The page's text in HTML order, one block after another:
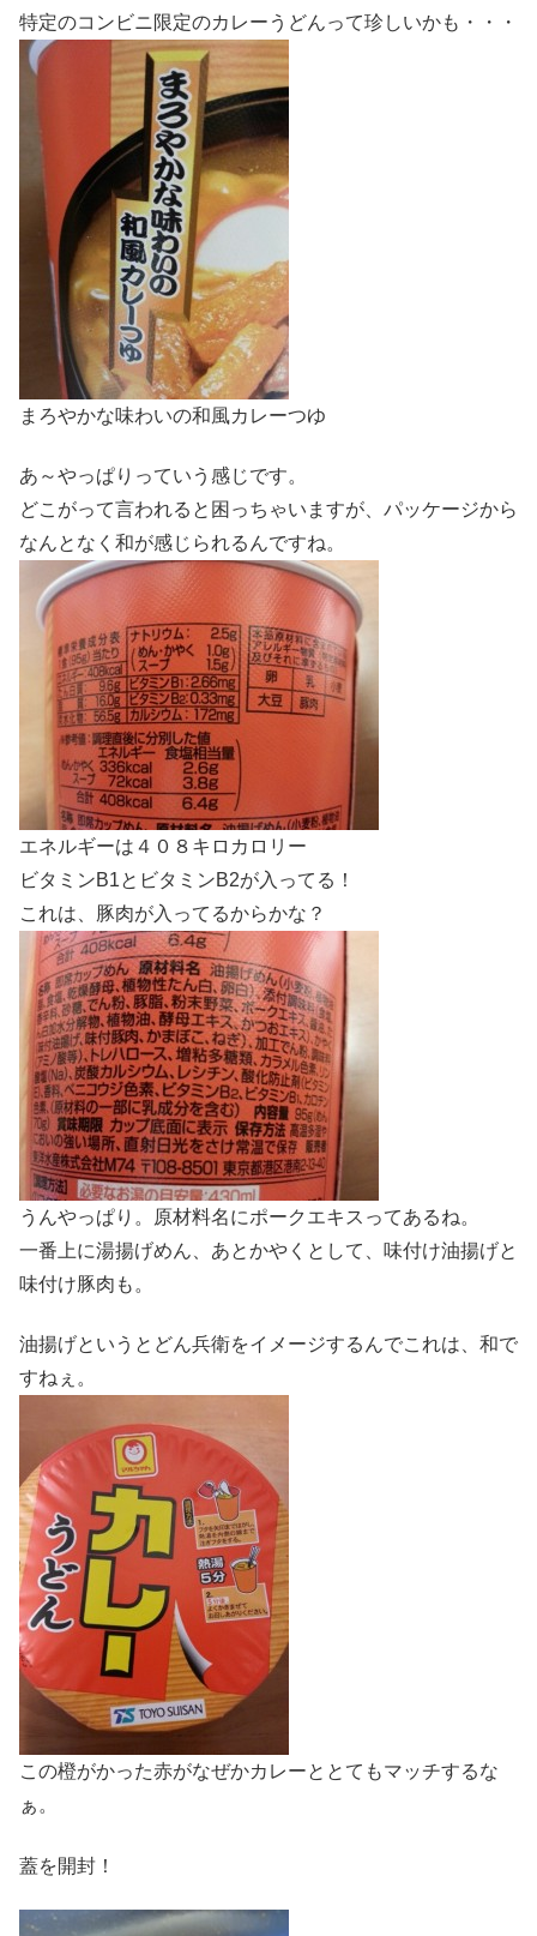
特定のコンビニ限定のカレーうどんって珍しいかも・・・
まろやかな味わいの和風カレーつゆ
あ～やっぱりっていう感じです。
どこがって言われると困っちゃいますが、パッケージから
なんとなく和が感じられるんですね。
エネルギーは４０８キロカロリー
ビタミンB1とビタミンB2が入ってる！
これは、豚肉が入ってるからかな？
うんやっぱり。原材料名にポークエキスってあるね。
一番上に湯揚げめん、あとかやくとして、味付け油揚げと
味付け豚肉も。
油揚げというとどん兵衛をイメージするんでこれは、和で
すねぇ。
この橙がかった赤がなぜかカレーととてもマッチするな
ぁ。
蓋を開封！